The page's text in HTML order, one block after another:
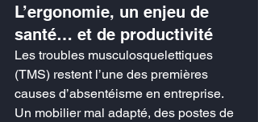
L’ergonomie, un enjeu de
santé… et de productivité
Les troubles musculosquelettiques
(TMS) restent l’une des premières
causes d’absentéisme en entreprise.
Un mobilier mal adapté, des postes de